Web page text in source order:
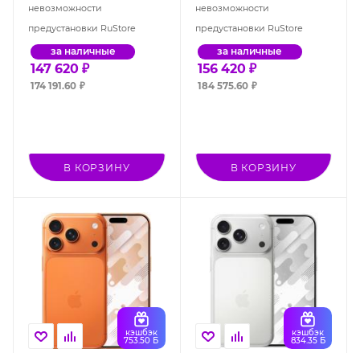
невозможности
предустановки RuStore
за наличные
147 620 ₽
174 191.60 ₽
В КОРЗИНУ
невозможности
предустановки RuStore
за наличные
156 420 ₽
184 575.60 ₽
В КОРЗИНУ
кэшбэк
753.50 Б
кэшбэк
834.35 Б